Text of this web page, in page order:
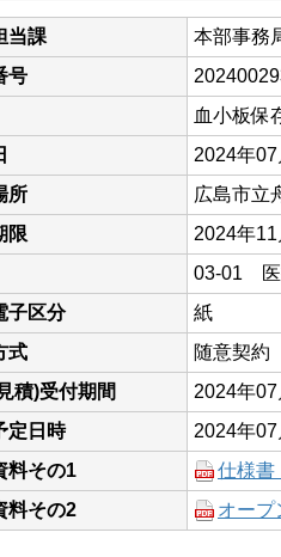
当課
本部事務
号
血小板保
2024年07
所
広島市立
限
2024年11
03-01 医
子区分
紙
式
随意契約
積)受付期間
2024年
定日時
2024年
料その1
仕様書
料その2
オープ